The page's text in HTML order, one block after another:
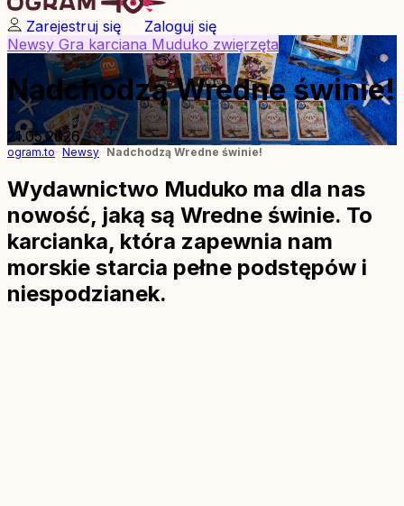
Zarejestruj się
Zaloguj się
Newsy Gra karciana Muduko zwięrzęta
Nadchodzą Wredne świnie!
21.05.2026
ogram.to Newsy Nadchodzą Wredne świnie!
Wydawnictwo Muduko ma dla nas
nowość, jaką są Wredne świnie. To
karcianka, która zapewnia nam
morskie starcia pełne podstępów i
niespodzianek.